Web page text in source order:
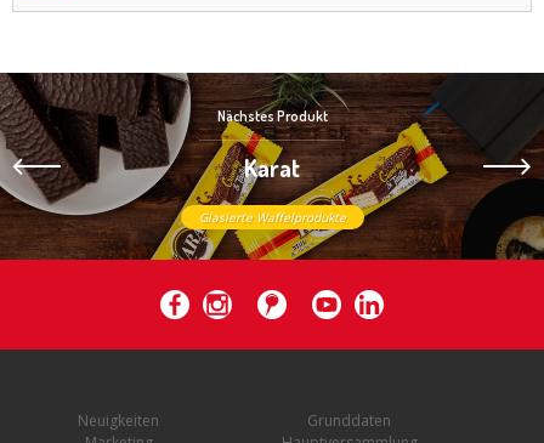
Nächstes Produkt
Karat
Glasierte Waffelprodukte
Neuigkeiten
Grunddaten